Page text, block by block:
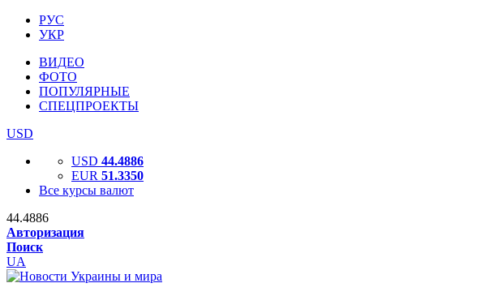
РУС
УКР
ВИДЕО
ФОТО
ПОПУЛЯРНЫЕ
СПЕЦПРОЕКТЫ
USD
USD 44.4886
EUR 51.3350
Все курсы валют
44.4886
Авторизация
Поиск
UA